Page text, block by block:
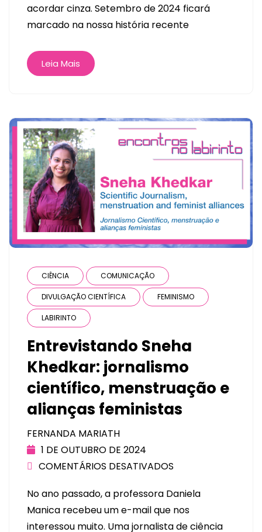
acordar cinza. Setembro de 2024 ficará
marcado na nossa história recente
Leia Mais
CIÊNCIA COMUNICAÇÃO
DIVULGAÇÃO CIENTÍFICA FEMINISMO
LABIRINTO
Entrevistando Sneha
Khedkar: jornalismo
científico, menstruação e
alianças feministas
FERNANDA MARIATH
1 DE OUTUBRO DE 2024
COMENTÁRIOS DESATIVADOS
No ano passado, a professora Daniela
Manica recebeu um e-mail que nos
interessou muito. Uma jornalista de ciência